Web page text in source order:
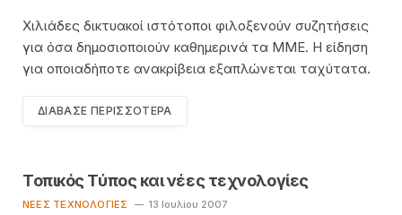
Χιλιάδες δικτυακοί ιστότοποι φιλοξενούν συζητήσεις
για όσα δημοσιοποιούν καθημερινά τα ΜΜΕ. Η είδηση
για οποιαδήποτε ανακρίβεια εξαπλώνεται ταχύτατα.
ΔΙΆΒΑΣΕ ΠΕΡΙΣΣΌΤΕΡΑ
Τοπικός Τύπος και νέες τεχνολογίες
ΝΈΕΣ ΤΕΧΝΟΛΟΓΊΕΣ 13 Ιουλίου 2007